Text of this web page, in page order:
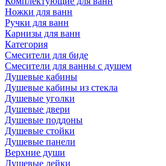
Ножки для ванн
Ручки для ванн
Карнизы для ванн
Категория
Смесители для биде
Смесители для ванны с душем
Душевые кабины
Душевые кабины из стекла
Душевые уголки
Душевые двери
Душевые поддоны
Душевые стойки
Душевые панели
Верхние души
Душевые лейки